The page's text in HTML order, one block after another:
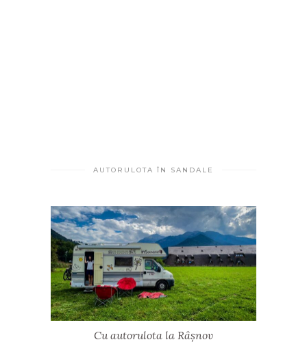
AUTORULOTA ÎN SANDALE
Cu autorulota la Râșnov